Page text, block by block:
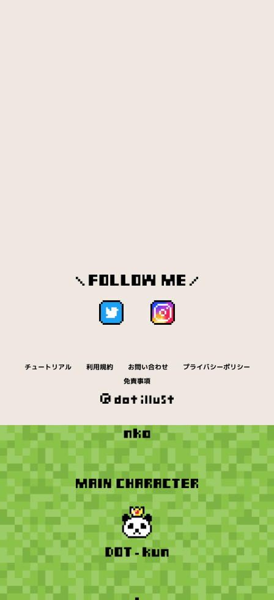
チュートリアル 利用規約 お問い合わせ
プライバシーポリシー
免責事項